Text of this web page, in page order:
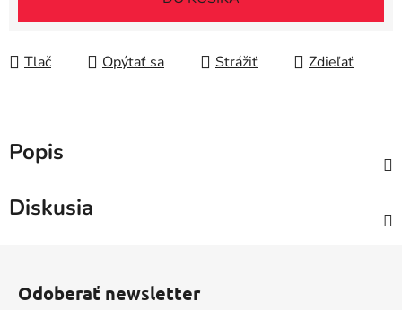
Tlač Opýtať sa Strážiť Zdieľať
Popis
Diskusia
Odoberať newsletter